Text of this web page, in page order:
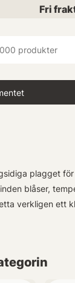
Fri
plagget
blåser,
verkligen ett
möjligheter i